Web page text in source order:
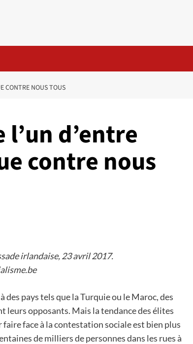
CONTRE NOUS TOUS
d’entre
contre nous
irlandaise, 23 avril 2017.
des pays tels que la Turquie ou le Maroc, des
opposants. Mais la tendance des élites
face à la contestation sociale est bien plus
de milliers de personnes dans les rues à